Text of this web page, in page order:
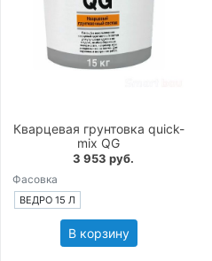
Кварцевая грунтовка quick-
mix QG
3 953 руб.
Фасовка
ВЕДРО 15 Л
В корзину